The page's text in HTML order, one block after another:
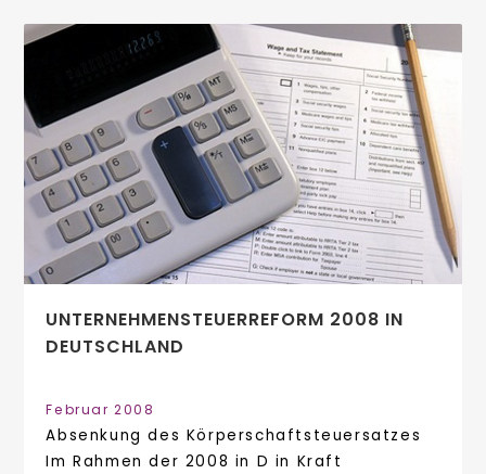
UNTERNEHMENSTEUERREFORM 2008 IN
DEUTSCHLAND
Februar 2008
Absenkung des Körperschaftsteuersatzes
Im Rahmen der 2008 in D in Kraft